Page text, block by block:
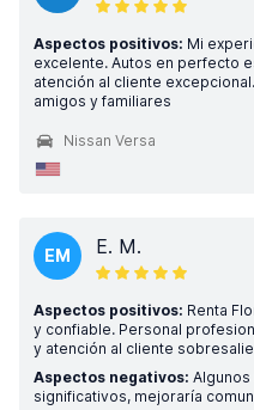
Aspectos positivos: Mi
excelente. Autos en perfecto
atención al cliente
amigos y familiares
Nissan Versa
EM E. M.
Aspectos positivos: Renta
y confiable. Personal
y atención al cliente
Aspectos negativos:
significativos, mejoraría